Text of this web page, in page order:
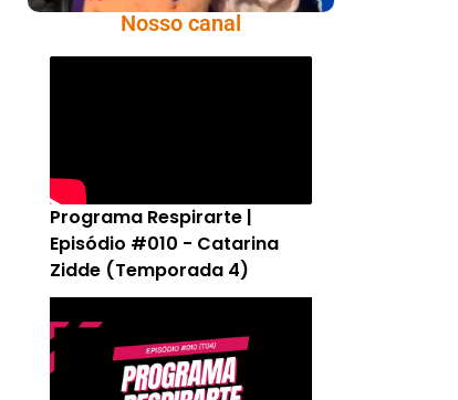
Nosso canal
Programa Respirarte |
Episódio #010 - Catarina
Zidde (Temporada 4)